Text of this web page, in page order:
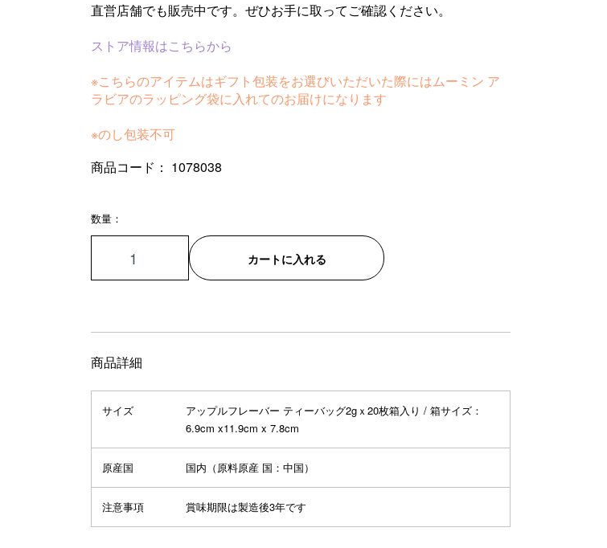
直営店舗でも販売中です。ぜひお手に取ってご確認ください。
ストア情報はこちらから
※こちらのアイテムはギフト包装をお選びいただいた際にはムーミン ア
ラビアのラッピング袋に入れてのお届けになります
※のし包装不可
商品コード： 1078038
数量：
カートに入れる
商品詳細
サイズ
アップルフレーバー ティーバッグ2gｘ20枚箱入り / 箱サイズ：
6.9cm x11.9cm x 7.8cm
原産国 国内（原料原産 国：中国）
注意事項 賞味期限は製造後3年です